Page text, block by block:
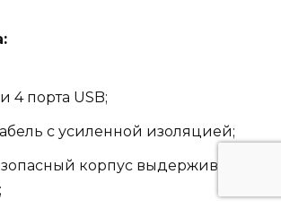
4 порта USB;
с усиленной изоляцией;
корпус выдерживает